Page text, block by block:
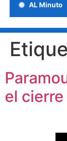
AL Minuto
en Lara impulsa
el